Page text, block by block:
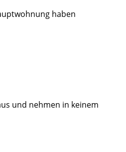
haben
und nehmen in keinem